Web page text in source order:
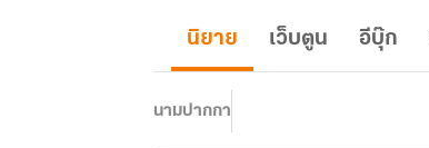
นิยาย เว็บตูน อีบุ๊ก
นามปากกา